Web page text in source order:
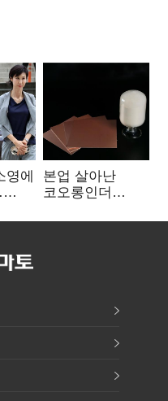
영에
본업 살아난
코오롱인더
배터리 소재로